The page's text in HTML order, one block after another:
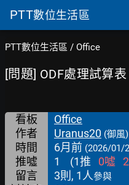
PTT數位生活區
PTT數位生活區 / Office
[問題] ODF處理試算
看板
Office
作者
Uranus20 (御風)
時間 6月前 (2026/01/
推噓 1 (1推 0噓 2
留言
3則, 1人參與